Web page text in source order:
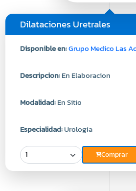
Dilataciones Uretrales
Disponible en:Grupo Medico Las
Descripcion:En Elaboracion
Modalidad:En Sitio
Especialidad:Urología
Comprar